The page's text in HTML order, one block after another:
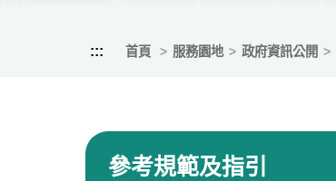
::: 首頁 服務園地 政府資訊公開
參考規範及指引